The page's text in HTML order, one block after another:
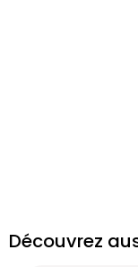
Découvrez